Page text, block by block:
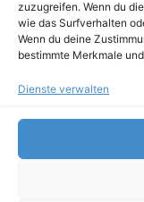
zuzugreifen. Wenn du
wie das Surfverhalten
Wenn du deine
bestimmte Merkmale
Dienste verwalten